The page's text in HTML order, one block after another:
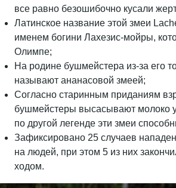
все равно безошибочно кусали
Латинское название этой змеи
именем богини Лахезис-мойры,
Олимпе;
На родине бушмейстера из-за его
называют ананасовой змеей;
Согласно старинным приданиям
бушмейстеры высасывают молоко
по другой легенде эти змеи
Зафиксировано 25 случаев
на людей, при этом 5 из них
ходом.